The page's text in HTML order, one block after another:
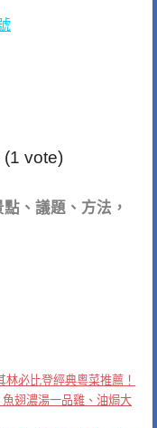
(1 vote)
、議題、方法，
林必比登經典粵菜推薦！
翅濃湯一品雞、油焗大